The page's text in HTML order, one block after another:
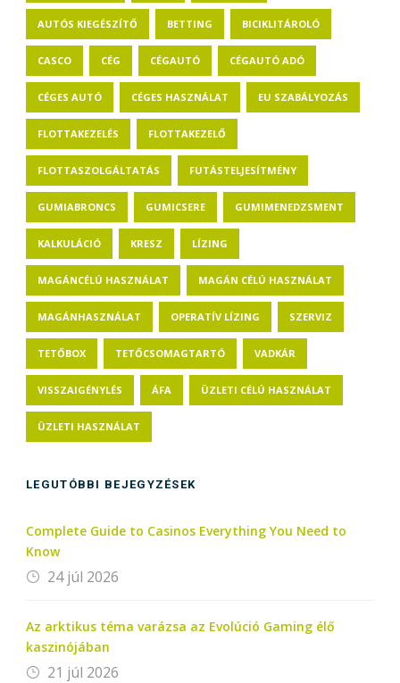
AUTÓS KIEGÉSZÍTŐ BETTING BICIKLITÁROLÓ
CASCO CÉG CÉGAUTÓ CÉGAUTÓ ADÓ
CÉGES AUTÓ CÉGES HASZNÁLAT EU SZABÁLYOZÁS
FLOTTAKEZELÉS FLOTTAKEZELŐ
FLOTTASZOLGÁLTATÁS FUTÁSTELJESÍTMÉNY
GUMIABRONCS GUMICSERE GUMIMENEDZSMENT
KALKULÁCIÓ KRESZ LÍZING
MAGÁNCÉLÚ HASZNÁLAT MAGÁN CÉLÚ HASZNÁLAT
MAGÁNHASZNÁLAT OPERATÍV LÍZING SZERVIZ
TETŐBOX TETŐCSOMAGTARTÓ VADKÁR
VISSZAIGÉNYLÉS ÁFA ÜZLETI CÉLÚ HASZNÁLAT
ÜZLETI HASZNÁLAT
LEGUTÓBBI BEJEGYZÉSEK
Complete Guide to Casinos Everything You Need to
Know
24 júl 2026
Az arktikus téma varázsa az Evolúció Gaming élő
kaszinójában
21 júl 2026